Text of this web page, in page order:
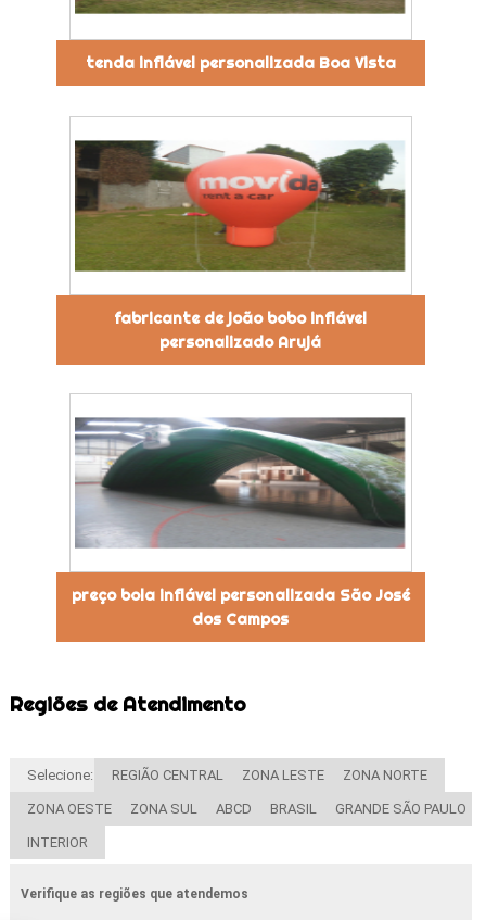
tenda inflável personalizada Boa Vista
fabricante de joão bobo inflável
personalizado Arujá
preço bola inflável personalizada São José
dos Campos
Regiões de Atendimento
Selecione: REGIÃO CENTRAL ZONA LESTE ZONA NORTE
ZONA OESTE ZONA SUL ABCD BRASIL GRANDE SÃO PAULO
INTERIOR
Verifique as regiões que atendemos